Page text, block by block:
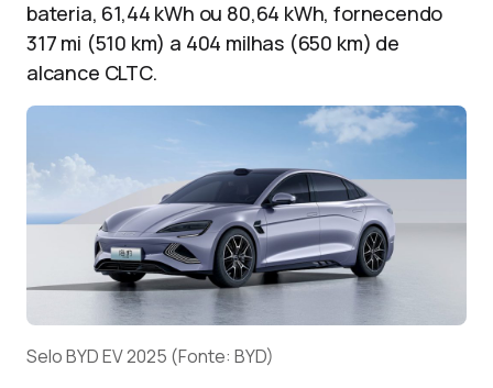
bateria, 61,44 kWh ou 80,64 kWh, fornecendo
317 mi (510 km) a 404 milhas (650 km) de
alcance CLTC.
Selo BYD EV 2025 (Fonte: BYD)